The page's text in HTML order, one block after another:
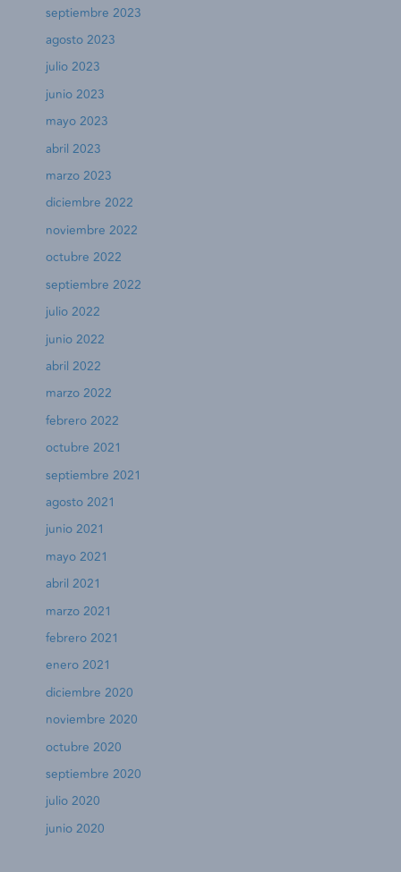
septiembre 2023
agosto 2023
julio 2023
junio 2023
mayo 2023
abril 2023
marzo 2023
diciembre 2022
noviembre 2022
octubre 2022
septiembre 2022
julio 2022
junio 2022
abril 2022
marzo 2022
febrero 2022
octubre 2021
septiembre 2021
agosto 2021
junio 2021
mayo 2021
abril 2021
marzo 2021
febrero 2021
enero 2021
diciembre 2020
noviembre 2020
octubre 2020
septiembre 2020
julio 2020
junio 2020